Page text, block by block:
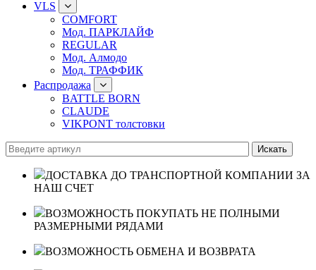
VLS
COMFORT
Мод. ПАРКЛАЙФ
REGULAR
Мод. Алмодо
Мод. ТРАФФИК
Распродажа
BATTLE BORN
CLAUDE
VIKPONT толстовки
ДОСТАВКА ДО ТРАНСПОРТНОЙ КОМПАНИИ ЗА
НАШ СЧЕТ
ВОЗМОЖНОСТЬ ПОКУПАТЬ НЕ ПОЛНЫМИ
РАЗМЕРНЫМИ РЯДАМИ
ВОЗМОЖНОСТЬ ОБМЕНА И ВОЗВРАТА